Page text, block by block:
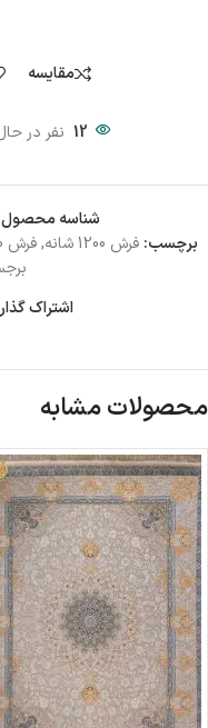
مقایسه
12 نفر در
شناسه
برچسب: فرش 1200 شانه , فرش 1200 شانه تراکم 3600
اشتراک
محصولات مشابه